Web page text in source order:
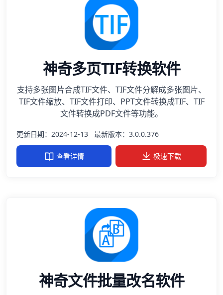
神奇多页TIF转换软件
支持多张图片合成TIF文件、TIF文件分解成多张图片、
TIF文件缩放、TIF文件打印、PPT文件转换成TIF、TIF
文件转换成PDF文件等功能。
更新日期：2024-12-13 最新版本：3.0.0.376
查看详情 极速下载
神奇文件批量改名软件